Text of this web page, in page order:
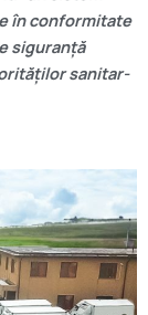
în conformitate
siguranță
sanitar-